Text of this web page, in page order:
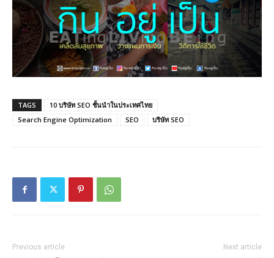
TAGS
10 บริษัท SEO ชั้นนำในประเทศไทย
Search Engine Optimization
SEO บริษัท SEO
Previous article Next article